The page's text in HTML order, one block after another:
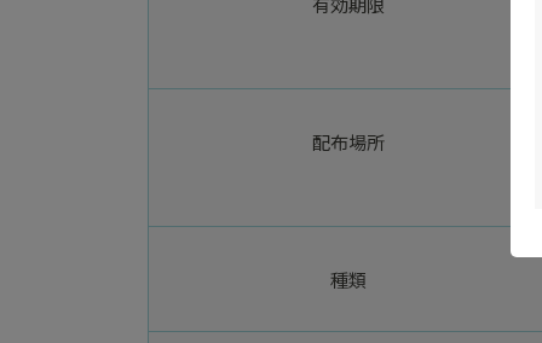
配布場所
種類